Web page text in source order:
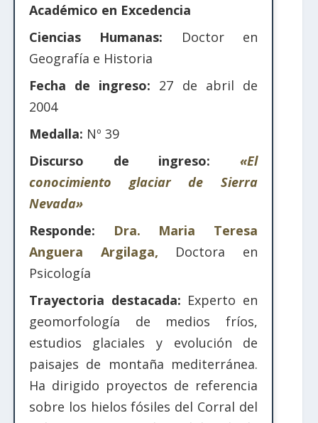
Académico en Excedencia
Ciencias Humanas: Doctor en
Geografía e Historia
Fecha de ingreso: 27 de abril de
2004
Medalla: Nº 39
Discurso de ingreso:«El
conocimiento glaciar de Sierra
Nevada»
Responde:
Dra. Maria Teresa
Anguera Argilaga, Doctora en
Psicología
Trayectoria destacada: Experto en
geomorfología de medios fríos,
estudios glaciales y evolución de
paisajes de montaña mediterránea.
Ha dirigido proyectos de referencia
sobre los hielos fósiles del Corral del